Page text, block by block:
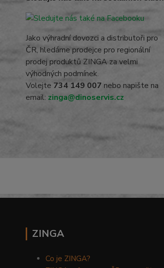
Jako výhradní dovozci a distributoři pro
ČR, hledáme prodejce pro regionální
prodej produktů ZINGA za velmi
výhodných podmínek.
Volejte 734 149 007 nebo napište na
email: zinga@dinoservis.cz
ZINGA
Co je ZINGA?